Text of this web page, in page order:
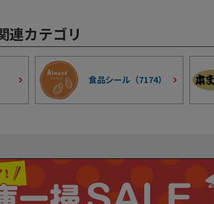
連カテゴリ
食品シール（7174）